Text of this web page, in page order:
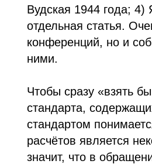
Вудская 1944 года;
отдельная статья.
конференций, но и
ними.
Чтобы сразу «взять
стандарта,
стандартом
расчётов является
значит, что в